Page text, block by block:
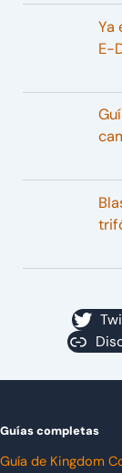
Ya
E-
Guías completas
Guía de Kingdom